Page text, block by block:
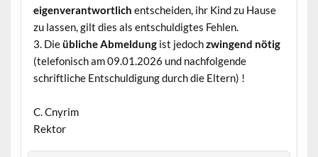
eigenverantwortlich entscheiden, ihr Kind zu Hause
zu lassen, gilt dies als entschuldigtes Fehlen.
3. Dieübliche Abmeldungist jedochzwingend nötig
(telefonisch am 09.01.2026 und nachfolgende
schriftliche Entschuldigung durch die Eltern) !
C. Cnyrim
Rektor